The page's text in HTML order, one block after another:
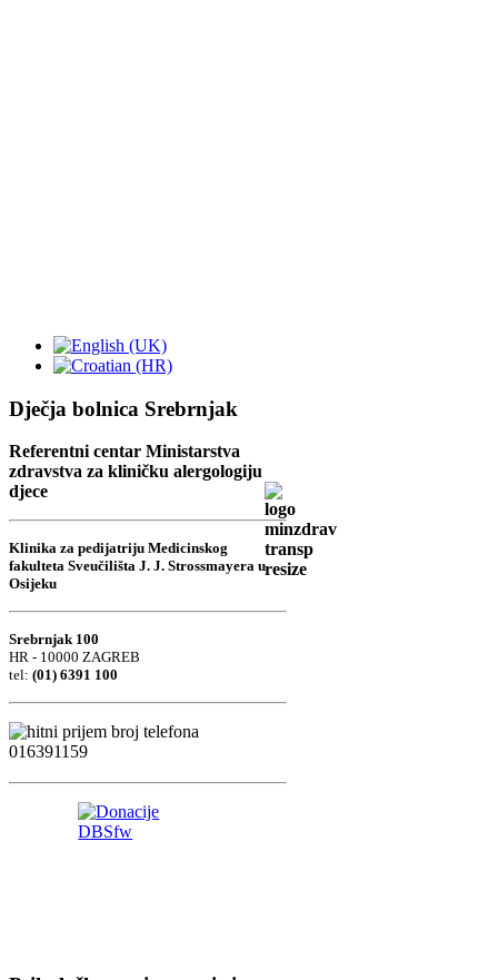
Dječja bolnica Srebrnjak
Referentni centar Ministarstva
zdravstva za kliničku alergologiju
djece
Klinika za pedijatriju Medicinskog
fakulteta Sveučilišta J. J. Strossmayera u
Osijeku
Srebrnjak 100
HR - 10000 ZAGREB
tel: (01) 6391 100